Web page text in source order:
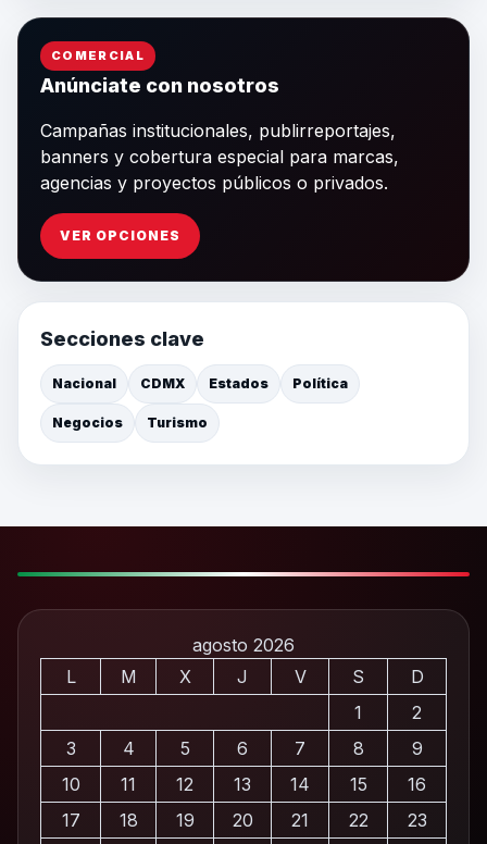
COMERCIAL
Anúnciate con nosotros
Campañas institucionales, publirreportajes,
banners y cobertura especial para marcas,
agencias y proyectos públicos o privados.
VER OPCIONES
Secciones clave
Nacional CDMX Estados Política
Negocios Turismo
agosto 2026
L
M X J V S
D
1
2
3
4 5 6 7 8
9
10
11 12 13 14 15
16
17
18 19 20 21 22
23